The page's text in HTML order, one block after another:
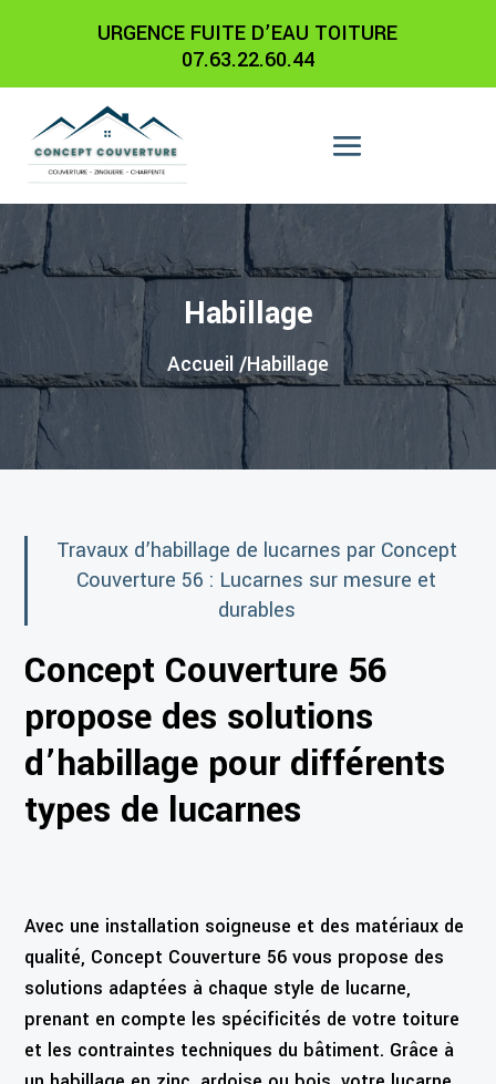
URGENCE FUITE D’EAU TOITURE
07.63.22.60.44
Habillage
Accueil /Habillage
Travaux d’habillage de lucarnes par Concept
Couverture 56 : Lucarnes sur mesure et
durables
Concept Couverture 56
propose des solutions
d’habillage pour différents
types de lucarnes
Avec une installation soigneuse et des matériaux de
qualité, Concept Couverture 56 vous propose des
solutions adaptées à chaque style de lucarne,
prenant en compte les spécificités de votre toiture
et les contraintes techniques du bâtiment. Grâce à